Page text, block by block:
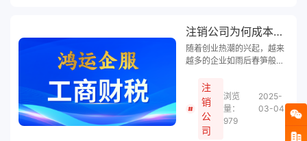
年报与税务年报的区别及其
重要性。
注销公司为何成本高昂？
随着创业热潮的兴起，越来
越多的企业如雨后春笋般涌
中，难免会遇到经营困难、
资金链断裂等问题，导致企
业不得不走向注销的结局。
许多人在感叹注册公司轻松
便捷的同时，也会对注销公
注
销
公
司
浏览
量：
979
2025-
03-04